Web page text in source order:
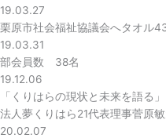
19.03.27
栗原市社会福祉協議会へタオル
19.03.31
部会員数 38名
19.12.06
「くりはらの現状と未来を語る
法人夢くりはら21代表理事菅原敏
20.02.07